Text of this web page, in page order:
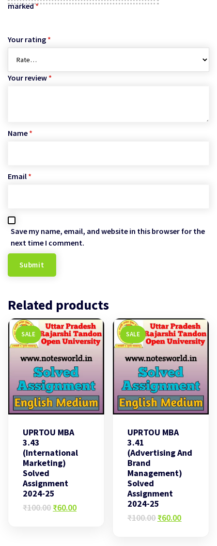
marked*
Your rating *
Your review *
Name *
Email *
Save my name, email, and website in this browser for the
next time I comment.
Related products
SALE
UPRTOU MBA
3.43
(International
Marketing)
Solved
Assignment
2024-25
₹100.00 Original
₹60.00Current
SALE
UPRTOU MBA
3.41
(Advertising And
Brand
Management)
Solved
Assignment
2024-25
₹100.00 Original
₹60.00Current